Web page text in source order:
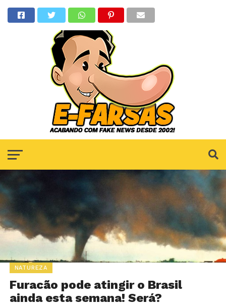
NATUREZA
Furacão pode atingir o Brasil
ainda esta semana! Será?